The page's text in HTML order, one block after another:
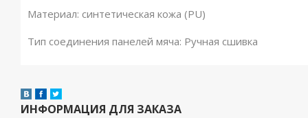
Материал: синтетическая кожа (PU)
Тип соединения панелей мяча: Ручная сшивка
ИНФОРМАЦИЯ ДЛЯ ЗАКАЗА